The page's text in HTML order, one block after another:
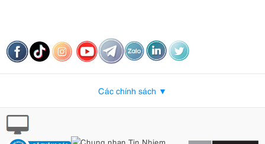
Các chính sách ▼